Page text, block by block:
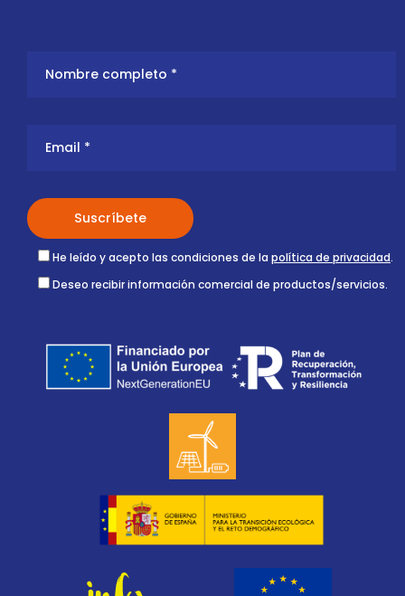
He leído y acepto las condiciones de la política de privacidad.
Deseo recibir información comercial de productos/servicios.